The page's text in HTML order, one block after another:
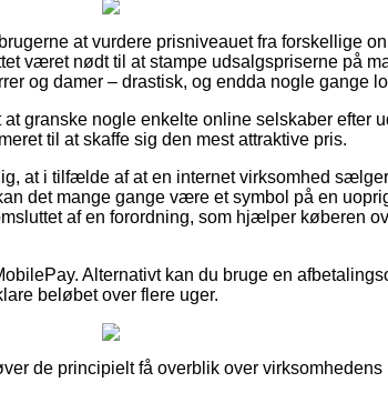
at vurdere prisniveauet fra forskellige
været nødt til at stampe udsalgspriserne på
og damer – drastisk, og endda nogle gange
granske nogle enkelte online selskaber efter
til at skaffe sig den mest attraktive pris.
at i tilfælde af at en internet virksomhed
det mange gange være et symbol på en
af en forordning, som hjælper køberen
Alternativt kan du bruge en
beløbet over flere uger.
de principielt få overblik over virksomhedens